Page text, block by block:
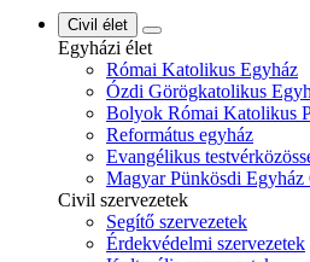
Civil élet
Egyházi élet
Római Katolikus Egyház
Ózdi Görögkatolikus
Bolyok Római Katolikus
Református egyház
Evangélikus
Magyar Pünkösdi
Civil szervezetek
Segítő szervezetek
Érdekvédelmi szervezetek